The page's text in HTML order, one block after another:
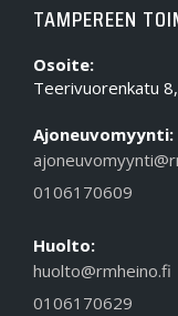
TAMPEREEN
Osoite:
Teerivuorenkatu
Ajoneuvomyynti:
0106170609
Huolto:
huolto@rmheino.fi
0106170629